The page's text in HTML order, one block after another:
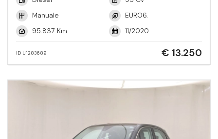
Manuale
EURO6.
95.837 Km
11/2020
ID U1283689 € 13.250